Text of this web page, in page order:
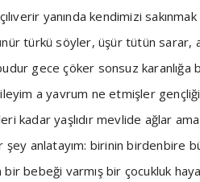
yanında kendimizi
türkü söyler, üşür tütün sarar,
gece çöker sonsuz karanlığa
a yavrum ne etmişler
kadar yaşlıdır mevlide ağlar
şey anlatayım: birinin birdenbire
bebeği varmış bir çocukluk